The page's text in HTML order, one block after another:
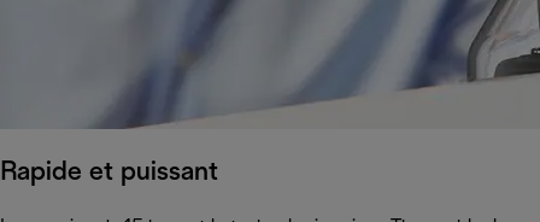
Rapide et puissant